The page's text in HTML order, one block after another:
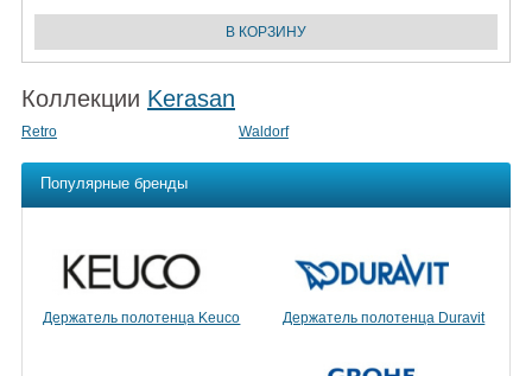
Коллекции Kerasan
Retro Waldorf
Популярные бренды
Держатель полотенца Keuco Держатель полотенца Duravit